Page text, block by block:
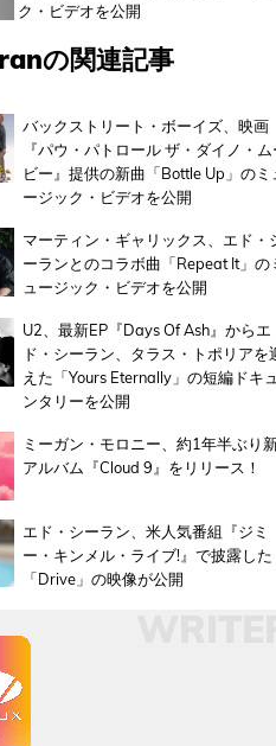
ク・ビデオを公開
の関連記事
バックストリート・ボーイズ、映画
『パウ・パトロール ザ・ダイノ・ム
ビー』提供の新曲「Bottle Up」のミ
ージック・ビデオを公開
マーティン・ギャリックス、エド・
ーランとのコラボ曲「Repeat It」の
ュージック・ビデオを公開
U2、最新EP『Days Of Ash』からエ
ド・シーラン、タラス・トポリアを
えた「Yours Eternally」の短編ドキ
ンタリーを公開
ミーガン・モロニー、約1年半ぶり
アルバム『Cloud 9』をリリース！
エド・シーラン、米人気番組『ジミ
ー・キンメル・ライブ!』で披露した
「Drive」の映像が公開